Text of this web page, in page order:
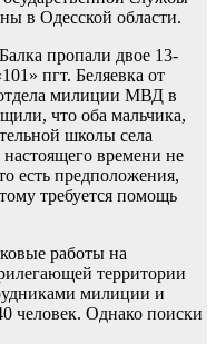
в Одесской области.
пропали двое 13-
пгт. Беляевка от
милиции МВД в
что оба мальчика,
школы села
времени не
есть предположения,
требуется помощь
работы на
территории
милиции и
человек. Однако поиски